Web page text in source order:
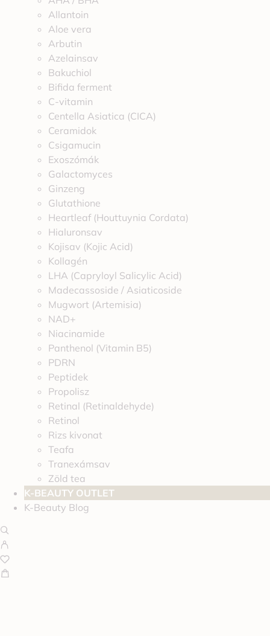
Allantoin
Aloe vera
Arbutin
Azelainsav
Bakuchiol
Bifida ferment
C-vitamin
Centella Asiatica (CICA)
Ceramidok
Csigamucin
Exoszómák
Galactomyces
Ginzeng
Glutathione
Heartleaf (Houttuynia Cordata)
Hialuronsav
Kojisav (Kojic Acid)
Kollagén
LHA (Capryloyl Salicylic Acid)
Madecassoside / Asiaticoside
Mugwort (Artemisia)
NAD+
Niacinamide
Panthenol (Vitamin B5)
PDRN
Peptidek
Propolisz
Retinal (Retinaldehyde)
Retinol
Rizs kivonat
Teafa
Tranexámsav
Zöld tea
K-BEAUTY OUTLET
K-Beauty Blog